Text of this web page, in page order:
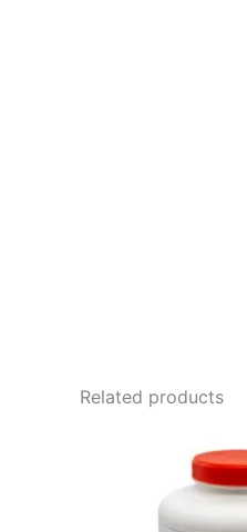
Related products